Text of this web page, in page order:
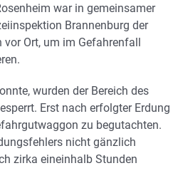
war in gemeinsamer
Brannenburg der
Ort, um im Gefahrenfall
wurden der Bereich des
Erst nach erfolgter Erdung
zu begutachten.
nicht gänzlich
zirka eineinhalb Stunden